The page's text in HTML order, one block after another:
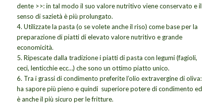
dente >>: in tal modo il suo valore nutritivo viene conservato e il
senso di sazietà è più prolungato.
4. Utilizzate la pasta (o se volete anche il riso) come base per la
preparazione di piatti di elevato valore nutritivo e grande
economicità.
5. Ripescate dalla tradizione i piatti di pasta con legumi (fagioli,
ceci, lenticchie ecc…) che sono un ottimo piatto unico.
6. Tra i grassi di condimento preferite l’olio extravergine di oliva:
ha sapore più pieno e quindi superiore potere di condimento ed
è anche il più sicuro per le fritture.